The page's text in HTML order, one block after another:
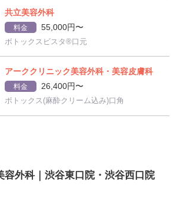
共立美容外科
料金 55,000円〜
ボトックスビスタ®口元
アーククリニック美容外科・美容皮膚科
料金 26,400円〜
ボトックス(麻酔クリーム込み)口角
容外科｜渋谷東口院・渋谷西口院